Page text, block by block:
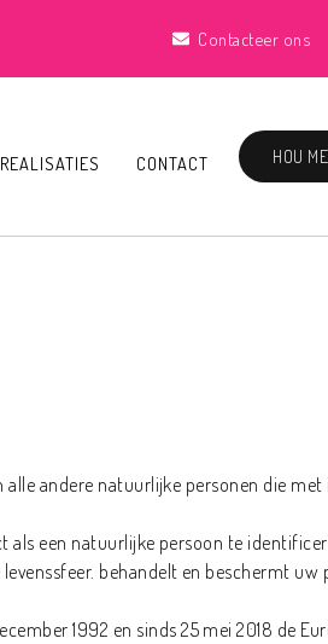
Contacteer ons
REALISATIES CONTACT HOU
andere natuurlijke personen die
als een natuurlijke persoon te
behandelt en beschermt uw
1992 en sinds 25 mei 2018 de